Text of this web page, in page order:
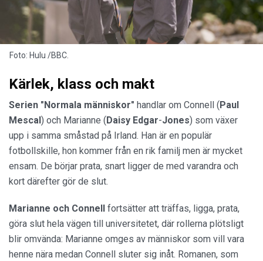
Foto: Hulu /BBC.
Kärlek, klass och makt
Serien "Normala människor" handlar om Connell (Paul
Mescal) och Marianne (Daisy Edgar-Jones) som växer
upp i samma småstad på Irland. Han är en populär
fotbollskille, hon kommer från en rik familj men är mycket
ensam. De börjar prata, snart ligger de med varandra och
kort därefter gör de slut.
Marianne och Connell fortsätter att träffas, ligga, prata,
göra slut hela vägen till universitetet, där rollerna plötsligt
blir omvända: Marianne omges av människor som vill vara
henne nära medan Connell sluter sig inåt. Romanen, som